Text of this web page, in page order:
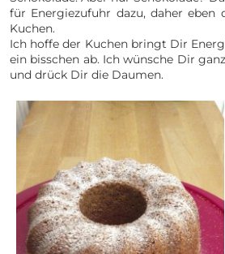
für Energiezufuhr dazu, daher eben
Kuchen.
Ich hoffe der Kuchen bringt Dir
ein bisschen ab. Ich wünsche Dir
und drück Dir die Daumen.